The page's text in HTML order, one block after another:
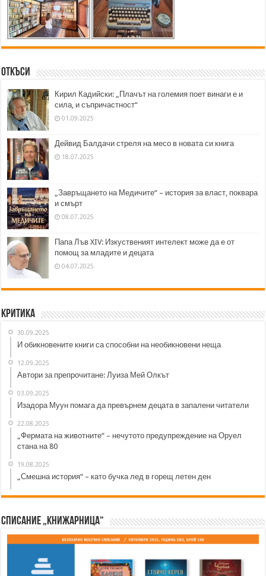
Откъси
Кирил Кадийски: „Плачът на големия поет винаги е и
сила, и съпричастност“
01.09.2025
Дейвид Балдачи стреля на месо в новата си книга
18.07.2025
„Завръщането на Медичите“ – история за власт, поквара
и смърт
08.07.2025
Папа Лъв XIV: Изкуственият интелект може да е от
помощ за младите и децата
04.07.2025
Критика
30.09.2025
И обикновените книги са способни на необикновени неща
12.09.2025
Автори за препрочитане: Луиза Мей Олкът
03.09.2025
Изадора Муун помага да превърнем децата в запалени читатели
22.08.2025
„Фермата на животните“ – нечутото предупреждение на Оруел
стана на 80
19.08.2025
„Смешна история“ – като бучка лед в горещ летен ден
Списание „Книжарница“